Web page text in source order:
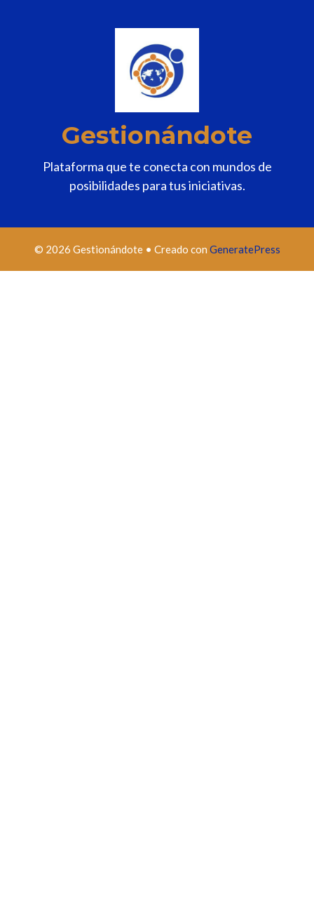
Gestionándote
Plataforma que te conecta con mundos de
posibilidades para tus iniciativas.
© 2026 Gestionándote• Creado con GeneratePress